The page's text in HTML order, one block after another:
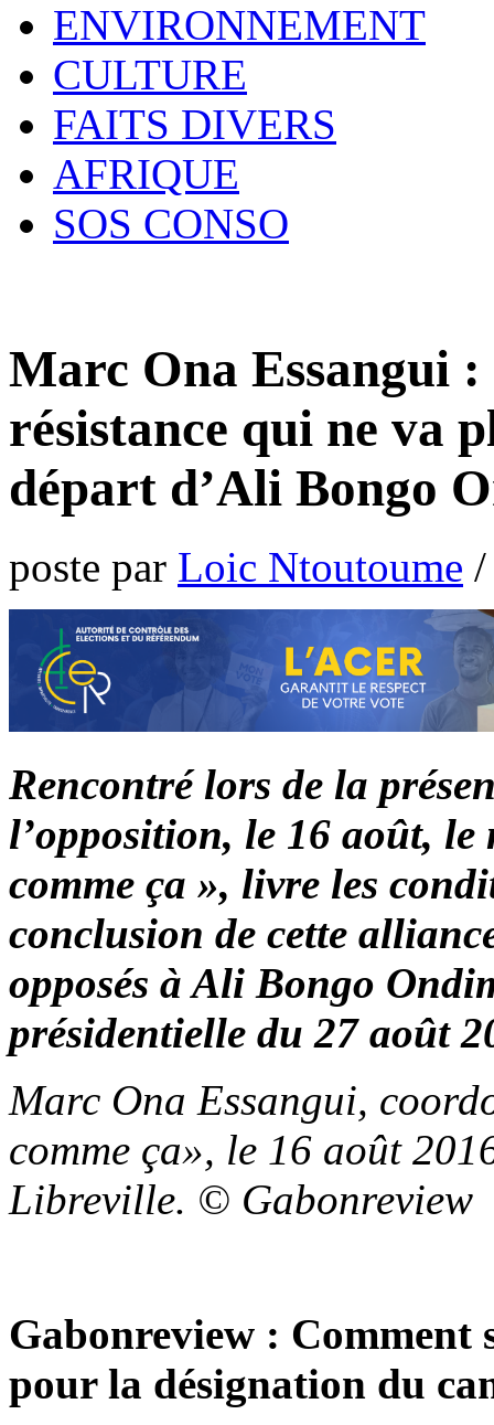
ENVIRONNEMENT
CULTURE
FAITS DIVERS
AFRIQUE
SOS CONSO
Marc Ona Essangui
résistance qui ne va
départ d’Ali Bongo
poste par Loic Ntoutoume
Rencontré lors de la
l’opposition, le 16 août,
comme ça », livre les
conclusion de cette
opposés à Ali Bongo
présidentielle du 27 août
Marc Ona Essangui,
comme ça», le 16 août
Libreville. © Gabonreview
Gabonreview : Comment
pour la désignation du